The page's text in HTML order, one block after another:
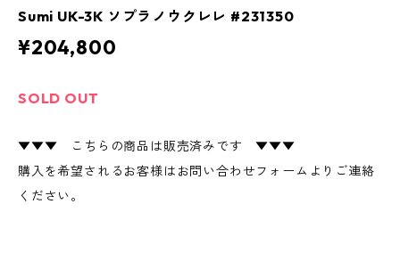
Sumi UK-3K ソプラノウクレレ #231350
¥204,800
SOLD OUT
▼▼▼ こちらの商品は販売済みです ▼▼▼
購入を希望されるお客様はお問い合わせフォームよりご連絡
ください。